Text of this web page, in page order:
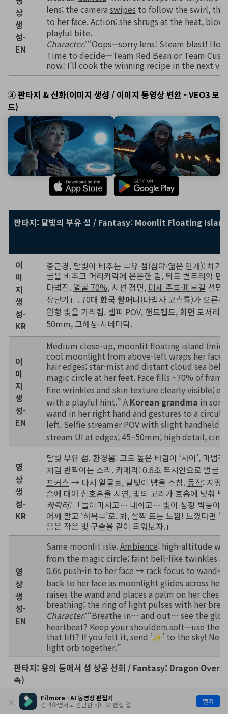
Filmora - AI 동영상 편집기
강력하면서도 간단한 비디오 편집 앱
열기
상
생
성-
EN
lens; the camera swipes to follow the swirl,
to her face.Action: she shrugs at the heat,
playful bite.
Character:“Oops—sorry lens! Steam blast!
Time to decide—Team Red Bean or Team
now! I’ll cook the winning recipe in the next
③ 판타지 & 신화(이미지 생성 / 이미지 동영상 변환 - VEO3 모
드)
판타지: 달빛의 부유 섬 / Fantasy: Moonlit Floating
이
미
지
생
성-
KR
중근경, 달빛이 비추는 부유 섬(심야·엷은 안개): 차가
굴을 비추고 머리카락에 은은한 림, 뒤로 별무리와 먼
마법진. 얼굴 70%, 시선 정면, 미세 주름·피부결 선명.
장난기」. 70대 한국 할머니(마법사 코스튬)가 오른
원형 빛을 가리킴. 셀피 POV,핸드헬드, 화면 모서리
50mm, 고해상·시네마틱.
이
미
지
생
성-
EN
Medium close-up, moonlit floating island
cool moonlight from above-left wraps her
hair edges; star-mist and distant cloud sea
magic circle at her feet. Face fills ~70% of frame
fine wrinkles and skin texture clearly visible;
with a playful hint.” A Korean grandma in
wand in her right hand and gestures to a
left. Selfie streamer POV with slight handheld
stream UI at edges;45–50mm; high detail,
영
상
생
성-
KR
달빛 부유 섬. 환경음: 고도 높은 바람이 ‘사아’, 마법
처럼 반짝이는 소리. 카메라: 0.6초 푸시인으로 얼굴
포커스 → 다시 얼굴로, 달빛이 뺨을 스침. 동작: 지팡
슴에 대어 심호흡을 시연, 빛의 고리가 호흡에 맞춰 박
캐릭터:「들이마시고… 내쉬고… 빛이 심장 박동이
어깨 말고 ‘하복부’로. 봐, 살짝 뜨는 느낌! 느꼈다면
음은 작은 빛 구슬을 같이 띄워보자.」
영
상
생
성-
EN
Same moonlit isle.Ambience: high-altitude
from the magic circle; faint bell-like twinkles
0.6s push-in to her face → rack focus to wand-
back to her face as moonlight glides across her
raises the wand and places a palm on her
breathing; the ring of light pulses with her
Character:“Breathe in… and out… see the
heartbeat? Keep your shoulders soft—use the
that lift? If you felt it, send ‘✨’ to the sky!
light orb together.”
판타지: 용의 등에서 성 상공 선회 / Fantasy: Dragon
속)
중근경, 횃불이 비추는 고성 상공(푸른 새벽): 구름 사